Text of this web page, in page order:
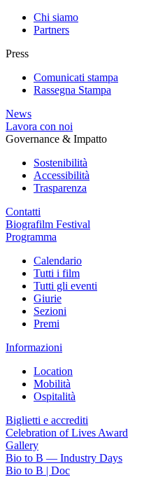
Chi siamo
Partners
Press
Comunicati stampa
Rassegna Stampa
News
Lavora con noi
Governance & Impatto
Sostenibilità
Accessibilità
Trasparenza
Contatti
Biografilm Festival
Programma
Calendario
Tutti i film
Tutti gli eventi
Giurie
Sezioni
Premi
Informazioni
Location
Mobilità
Ospitalità
Biglietti e accrediti
Celebration of Lives Award
Gallery
Bio to B — Industry Days
Bio to B | Doc